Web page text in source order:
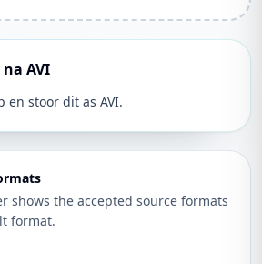
AVI
en stoor dit as AVI.
shows the accepted source formats
format.